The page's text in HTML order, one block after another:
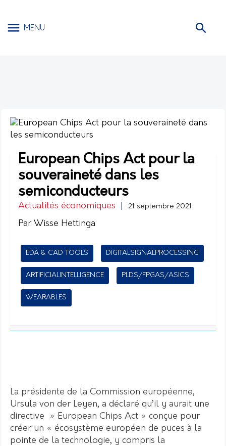
MENU
European Chips Act pour la
souveraineté dans les
semiconducteurs
Actualités économiques 21 septembre 2021
Par Wisse Hettinga
EDA & CAD TOOLS DIGITALSIGNALPROCESSING
ARTIFICIALINTELLIGENCE PLDS/FPGAS/ASICS
WEARABLES
La présidente de la Commission européenne,
Ursula von der Leyen, a déclaré qu’il y aurait une
directive » European Chips Act » conçue pour
créer un « écosystème européen de puces à la
pointe de la technologie, y compris la